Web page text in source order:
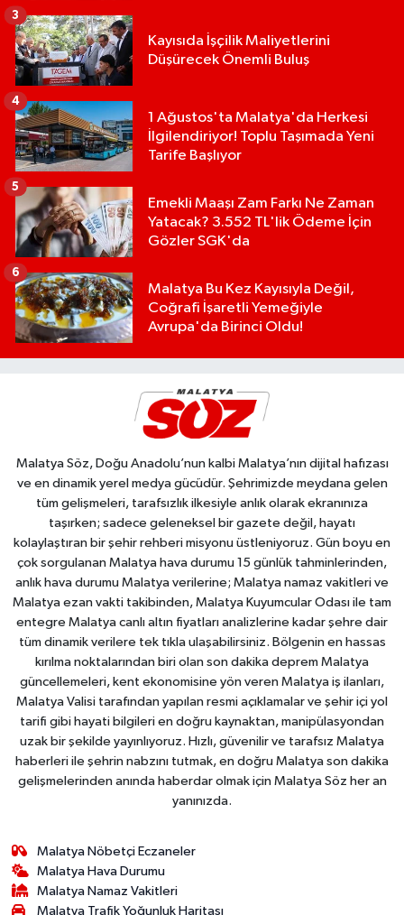
Kayısıda İşçilik Maliyetlerini
Düşürecek Önemli Buluş
3
1 Ağustos'ta Malatya'da Herkesi
İlgilendiriyor! Toplu Taşımada Yeni
Tarife Başlıyor
4
Emekli Maaşı Zam Farkı Ne Zaman
Yatacak? 3.552 TL'lik Ödeme İçin
Gözler SGK'da
5
Malatya Bu Kez Kayısıyla Değil,
Coğrafi İşaretli Yemeğiyle
Avrupa'da Birinci Oldu!
6
Malatya Söz, Doğu Anadolu’nun kalbi Malatya’nın dijital hafızası
ve en dinamik yerel medya gücüdür. Şehrimizde meydana gelen
tüm gelişmeleri, tarafsızlık ilkesiyle anlık olarak ekranınıza
taşırken; sadece geleneksel bir gazete değil, hayatı
kolaylaştıran bir şehir rehberi misyonu üstleniyoruz. Gün boyu en
çok sorgulanan Malatya hava durumu 15 günlük tahminlerinden,
anlık hava durumu Malatya verilerine; Malatya namaz vakitleri ve
Malatya ezan vakti takibinden, Malatya Kuyumcular Odası ile tam
entegre Malatya canlı altın fiyatları analizlerine kadar şehre dair
tüm dinamik verilere tek tıkla ulaşabilirsiniz. Bölgenin en hassas
kırılma noktalarından biri olan son dakika deprem Malatya
güncellemeleri, kent ekonomisine yön veren Malatya iş ilanları,
Malatya Valisi tarafından yapılan resmi açıklamalar ve şehir içi yol
tarifi gibi hayati bilgileri en doğru kaynaktan, manipülasyondan
uzak bir şekilde yayınlıyoruz. Hızlı, güvenilir ve tarafsız Malatya
haberleri ile şehrin nabzını tutmak, en doğru Malatya son dakika
gelişmelerinden anında haberdar olmak için Malatya Söz her an
yanınızda.
Malatya Nöbetçi Eczaneler
Malatya Hava Durumu
Malatya Namaz Vakitleri
Malatya Trafik Yoğunluk Haritası